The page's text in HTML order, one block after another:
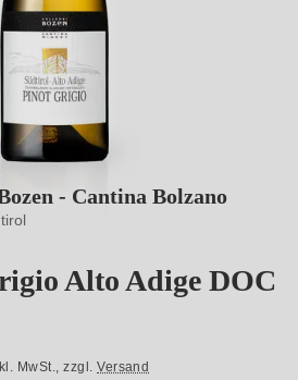
- Cantina Bolzano
Alto Adige DOC
MwSt.,zzgl.Versand